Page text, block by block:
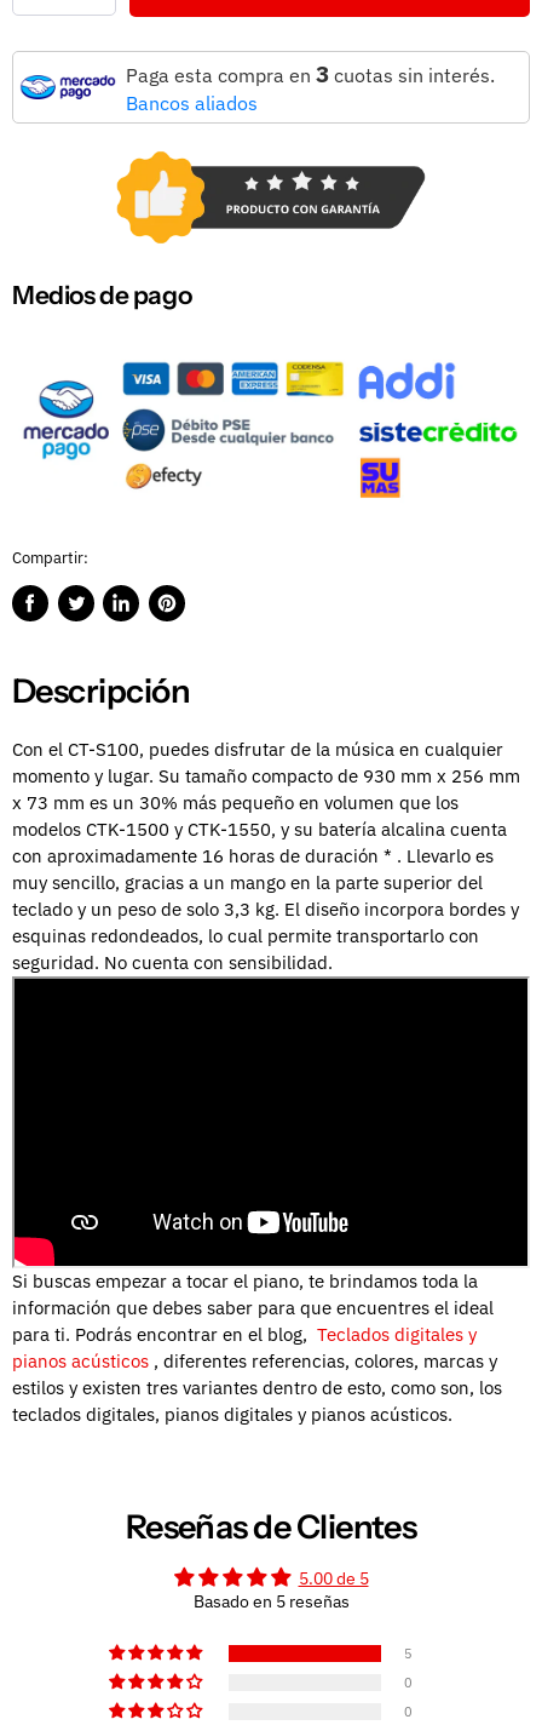
Paga esta compra en 3 cuotas sin interés.
Bancos aliados
Medios de pago
Compartir:
CompartirPublicarCompartirGuardar
Descripción
Con el CT-S100, puedes disfrutar de la música en cualquier
momento y lugar. Su tamaño compacto de 930 mm x 256 mm
x 73 mm es un 30% más pequeño en volumen que los
modelos CTK-1500 y CTK-1550, y su batería alcalina cuenta
con aproximadamente 16 horas de duración * . Llevarlo es
muy sencillo, gracias a un mango en la parte superior del
teclado y un peso de solo 3,3 kg. El diseño incorpora bordes y
esquinas redondeados, lo cual permite transportarlo con
seguridad. No cuenta con sensibilidad.
Si buscas empezar a tocar el piano, te brindamos toda la
información que debes saber para que encuentres el ideal
para ti. Podrás encontrar en el blog, Teclados digitales y
pianos acústicos , diferentes referencias, colores, marcas y
estilos y existen tres variantes dentro de esto, como son, los
teclados digitales, pianos digitales y pianos acústicos.
Reseñas de Clientes
5.00 de 5
Basado en 5 reseñas
5
0
0